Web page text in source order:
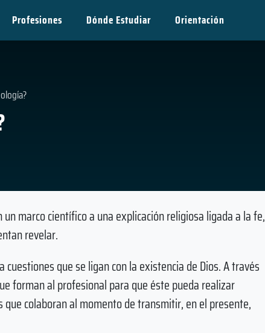
Profesiones Dónde Estudiar Orientación
un marco científico a una explicación religiosa ligada a la fe,
revelar.
que se ligan con la existencia de Dios. A través
forman al profesional para que éste pueda realizar
colaboran al momento de transmitir, en el presente,